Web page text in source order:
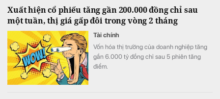
Xuất hiện cổ phiếu tăng gần 200.000 đồng chỉ sau
một tuần, thị giá gấp đôi trong vòng 2 tháng
Tài chính
Vốn hóa thị trường của doanh nghiệp tăng
gần 6.000 tỷ đồng chỉ sau 5 phiên tăng
điểm.